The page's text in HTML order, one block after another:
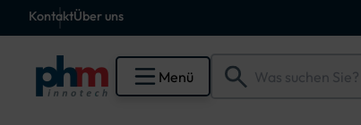
KontaktÜber uns
Menü